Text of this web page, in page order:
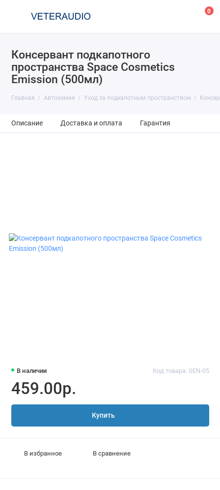
0
Консервант подкапотного
пространства Space Cosmetics
Emission (500мл)
Главная Автохимия Уход за подкапотным пространством
Описание Доставка и оплата Гарантия
В наличии Код товара: SEN-05
459.00р.
Купить
В избранное В сравнение